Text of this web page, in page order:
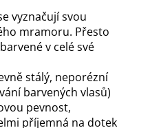
vyznačují svou
mramoru. Přesto
v celé své
stálý, neporézní
barvených vlasů)
pevnost,
příjemná na dotek